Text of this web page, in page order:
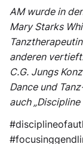
AM wurde in
Mary Starks
anderen
C.G. Jungs
Dance und
auch